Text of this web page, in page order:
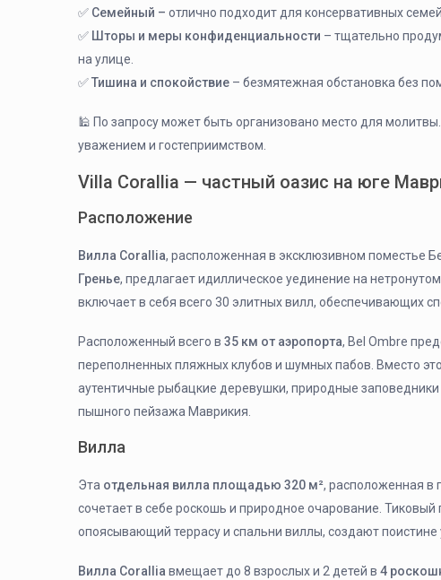
✅ Семейный – отлично подходит для консервативных семей.
✅ Шторы и меры конфиденциальности – тщательно
на улице.
✅Тишина и спокойствие – безмятежная обстановка без
🕌 По запросу может быть организовано место для
уважением и гостеприимством.
Villa Corallia — частный оазис на юге
Расположение
Вилла Corallia, расположенная в эксклюзивном поместье
Гренье, предлагает идиллическое уединение на
включает в себя всего 30 элитных вилл, обеспечивающих
Расположенный всего в 35 км от аэропорта, Bel Ombre
переполненных пляжных клубов и шумных пабов. Вместо
аутентичные рыбацкие деревушки, природные
пышного пейзажа Маврикия.
Вилла
Эта отдельная вилла площадью 320 м², расположенная в
сочетает в себе роскошь и природное очарование.
опоясывающий террасу и спальни виллы, создают
Вилла Corallia вмещает до 8 взрослых и 2 детей в 4